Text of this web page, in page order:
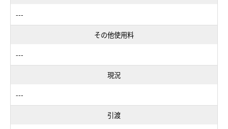
---
その他使用料
---
現況
---
引渡